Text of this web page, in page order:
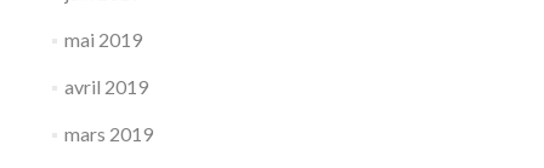
mai 2019
avril 2019
mars 2019